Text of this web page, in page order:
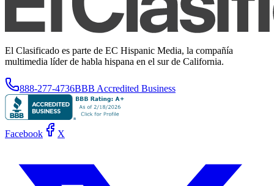
El Clasificado es parte de EC Hispanic Media, la compañía
multimedia líder de habla hispana en el sur de California.
888-277-4736BBB Accredited Business
Facebook X